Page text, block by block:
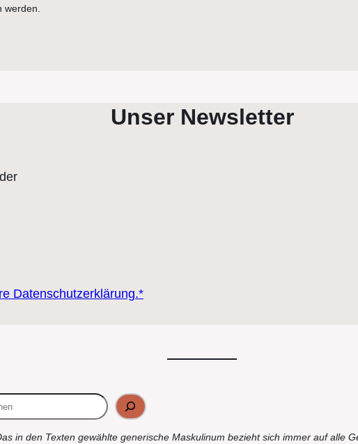
werden.
Unser Newsletter
Datenschutzerklärung.*
in den Texten gewählte generische Maskulinum bezieht sich immer auf alle